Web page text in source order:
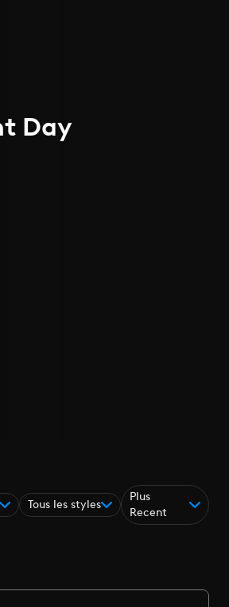
Tous les styles
Plus
Recent